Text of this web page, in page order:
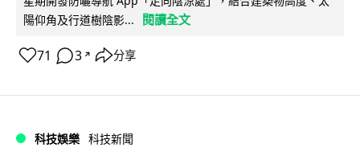
陽仰角及行道樹陰影...
閱讀全文
71 3 ↗ 分享
科技娛樂 科技新聞